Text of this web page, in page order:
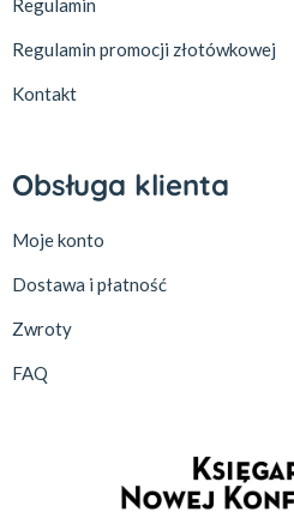
Regulamin
Regulamin promocji złotówkowej
Kontakt
Obsługa klienta
Moje konto
Dostawa i płatność
Zwroty
FAQ